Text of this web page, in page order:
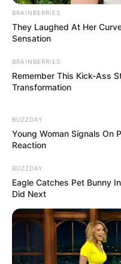
BRAINBERRIES
They Laughed At Her
Sensation
BRAINBERRIES
Remember This Kick-Ass
Transformation
BUZZDAY
Young Woman Signals On
Reaction
BUZZDAY
Eagle Catches Pet Bunny
Did Next